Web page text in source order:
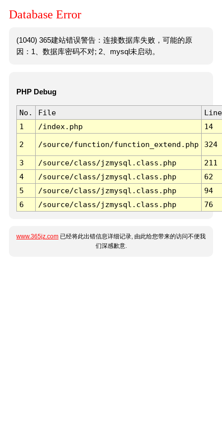
Database Error
(1040) 365建站错误警告：连接数据库失败，可能的原
因：1、数据库密码不对; 2、mysql未启动。
PHP Debug
No. File
Line
1
/index.php 14
2 /source/function/function_extend.php 324
3 /source/class/jzmysql.class.php
211
4
/source/class/jzmysql.class.php
62
5
/source/class/jzmysql.class.php
94
6
/source/class/jzmysql.class.php 76
www.365jz.com 已经将此出错信息详细记录, 由此给您带来的访问不便我
们深感歉意.